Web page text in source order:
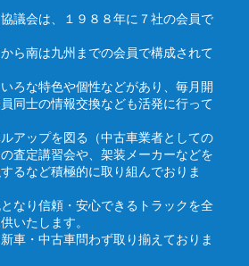
議会は、１９８８年に７社の会員で
ら南は九州までの会員で構成されて
ろな特色や個性などがあり、毎月開
同士の情報交換なども活発に行って
アップを図る（中古車業者としての
査定講習会や、架装メーカーなどを
るなど積極的に取り組んでおりま
なり信頼・安心できるトラックを全
いたします。
車・中古車問わず取り揃えておりま